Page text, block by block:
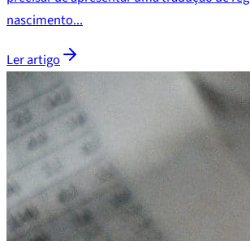
nascimento...
Ler artigo